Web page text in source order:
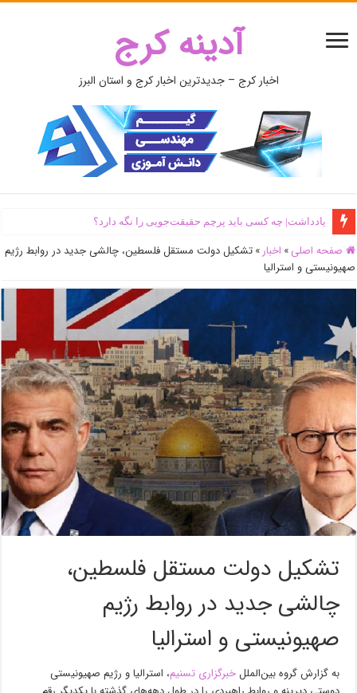
آدینه کرج
اخبار کرج – جدیدترین اخبار کرج و استان البرز
یادداشت| ‌چه کسی باید پرچم حقیقت‌جویی را نگه دارد؟
صفحه اصلی » اخبار » تشکیل دولت مستقل فلسطین، چالشی جدید در روابط رژیم
صهیونیستی و استرالیا
تشکیل دولت مستقل فلسطین،
چالشی جدید در روابط رژیم
صهیونیستی و استرالیا
به گزارش گروه بین‌المللخبرگزاری تسنیم، استرالیا و رژیم صهیونیستی